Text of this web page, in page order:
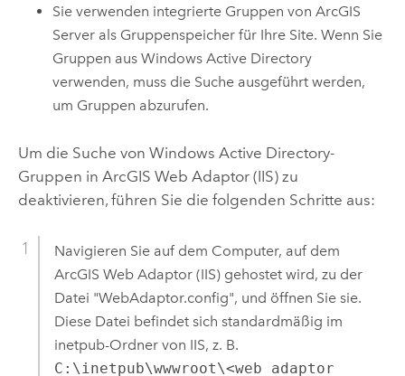
Sie verwenden integrierte Gruppen vonArcGIS
Server als Gruppenspeicher für Ihre Site. Wenn Sie
Gruppen aus Windows Active Directory
verwenden, muss die Suche ausgeführt werden,
um Gruppen abzurufen.
Um die Suche von Windows Active Directory-
Gruppen in ArcGIS Web Adaptor (IIS)zu
deaktivieren, führen Sie die folgenden Schritte aus:
Navigieren Sie auf dem Computer, auf dem
ArcGIS Web Adaptor (IIS)gehostet wird, zu der
Datei "WebAdaptor.config", und öffnen Sie sie.
Diese Datei befindet sich standardmäßig im
inetpub-Ordner von IIS, z. B.
C:\inetpub\wwwroot\<web adaptor